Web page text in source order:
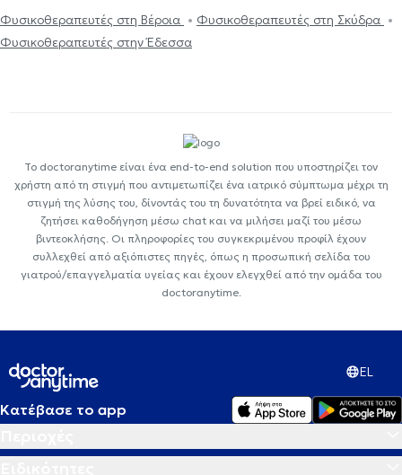
Φυσικοθεραπευτές στη Βέροια
Φυσικοθεραπευτές στη Σκύδρα
Φυσικοθεραπευτές στην Έδεσσα
Το doctoranytime είναι ένα end-to-end solution που υποστηρίζει τον
χρήστη από τη στιγμή που αντιμετωπίζει ένα ιατρικό σύμπτωμα μέχρι τη
στιγμή της λύσης του, δίνοντάς του τη δυνατότητα να βρεί ειδικό, να
ζητήσει καθοδήγηση μέσω chat και να μιλήσει μαζί του μέσω
βιντεοκλήσης. Οι πληροφορίες του συγκεκριμένου προφίλ έχουν
συλλεχθεί από αξιόπιστες πηγές, όπως η προσωπική σελίδα του
γιατρού/επαγγελματία υγείας και έχουν ελεγχθεί από την ομάδα του
doctoranytime.
EL
Κατέβασε το app